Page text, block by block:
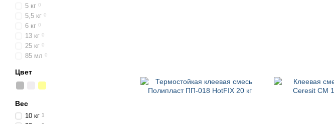
5 кг 0
5,5 кг 0
6 кг 0
13 кг 0
25 кг 0
85 мл 0
Цвет
Вес
10 кг 1